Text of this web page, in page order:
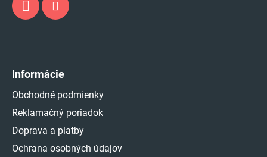
Informácie
Obchodné podmienky
Reklamačný poriadok
Doprava a platby
Ochrana osobných údajov